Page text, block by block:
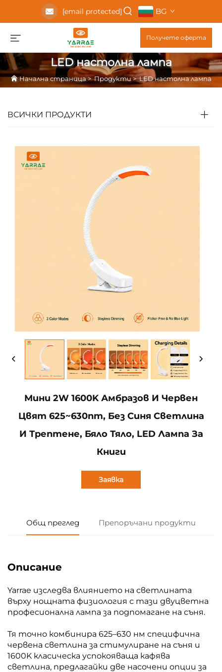
[email protected] BG
Получете оферта
LED настолна лампа
Начална страница>Продукти>LED настолна лампа
ВСИЧКИ ПРОДУКТИ
Мини 2W 1600K Амбразов И Червен
Цвят 625~630nm, Без Синя Светлина
И Трептене, Бяло Тяло, LED Лампа За
Книги
Заявка
Общ преглед Препоръчани продукти
Описание
Yarrae изследва влиянието на светлината
върху нощната физиология с тази двуцветна
професионална лампа за подпомагане на съня.
Тя точно комбинира 625–630 нм специфична
червена светлина за стимулиране на съня и
1600K класическа успокояваща кафява
светлина, предлагайки две насочени опции за